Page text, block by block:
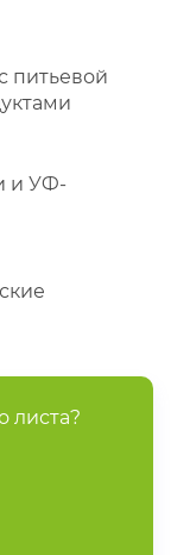
питьевой
и УФ-
листа?